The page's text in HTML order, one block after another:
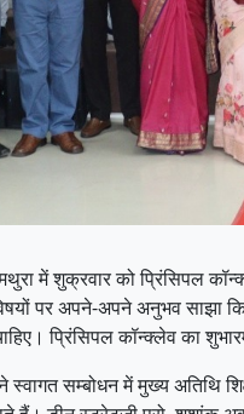
शुक्रवार को प्रिंसिपल
विषयों पर अपने-अपने अनुभव
प्रिंसिपल कॉन्क्लेव का
सम्बोधन में मुख्य अतिथि